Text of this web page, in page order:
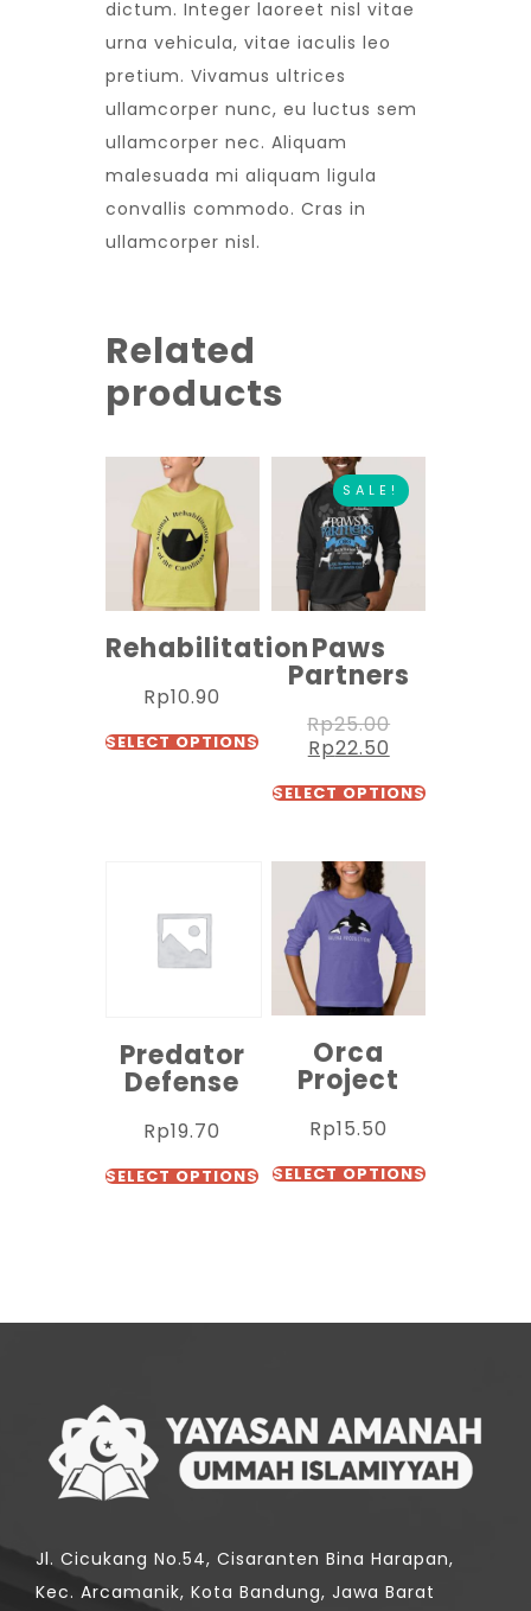
dictum. Integer laoreet nisl vitae
urna vehicula, vitae iaculis leo
pretium. Vivamus ultrices
ullamcorper nunc, eu luctus sem
ullamcorper nec. Aliquam
malesuada mi aliquam ligula
convallis commodo. Cras in
ullamcorper nisl.
Related
products
Rehabilitation
Rp10.90
SELECT OPTIONS
SALE!
Paws
Partners
Rp25.00
Rp22.50
SELECT OPTIONS
Predator
Defense
Rp19.70
SELECT OPTIONS
Orca
Project
Rp15.50
SELECT OPTIONS
Jl. Cicukang No.54, Cisaranten Bina Harapan,
Kec. Arcamanik, Kota Bandung, Jawa Barat